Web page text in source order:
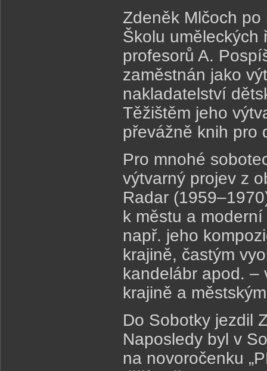
Zdeněk Mlčoch
Školu uměleckých
profesorů A.
zaměstnán jako
nakladatelství
Těžištěm jeho
převážně knih pro
Pro mnohé
výtvarný projev z
Radar
k městu a
např. jeho
krajině, častým
kandelábr apod. –
krajině a
Do Sobotky jezdil
Naposledy byl v
na novoročenku